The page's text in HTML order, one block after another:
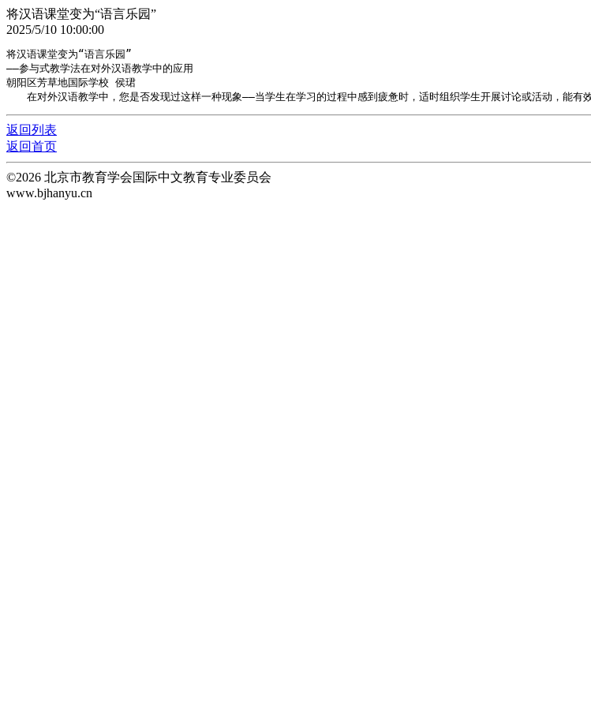
将汉语课堂变为“语言乐园”
2025/5/10 10:00:00
将汉语课堂变为“语言乐园”
——参与式教学法在对外汉语教学中的应用
朝阳区芳草地国际学校 侯珺
返回列表
返回首页
©2026 北京市教育学会国际中文教育专业委员会
www.bjhanyu.cn